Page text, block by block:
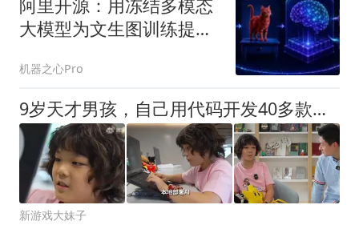
阿里开源：用冻结多模态
大模型为文生图训练提供
机器之心Pro
9岁天才男孩，自己用代码开发40多款游戏，已有10多款上架Roblox平台
新游戏大妹子